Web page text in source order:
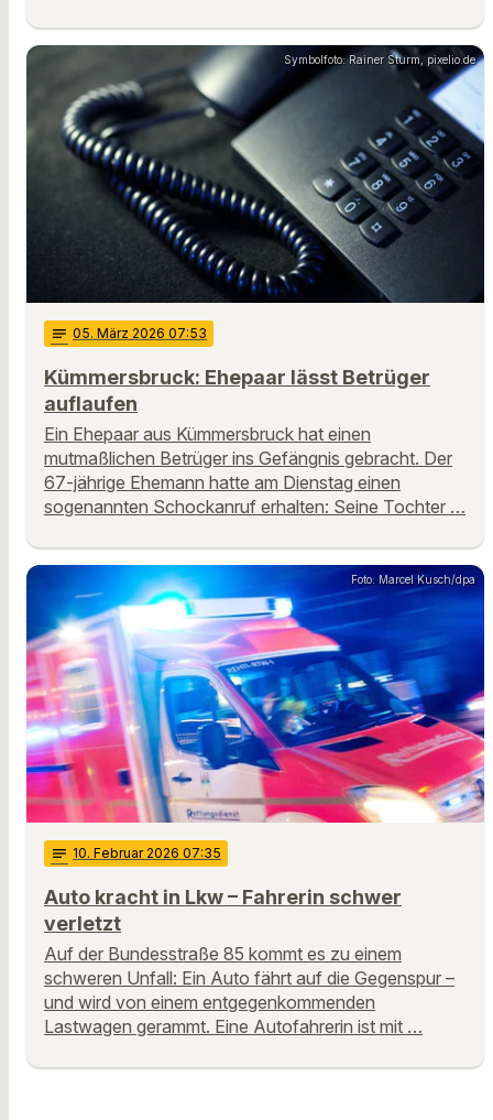
Symbolfoto: Rainer Sturm, pixelio.de
notes 05. März 2026 07:53
Kümmersbruck: Ehepaar lässt Betrüger
auflaufen
Ein Ehepaar aus Kümmersbruck hat einen
mutmaßlichen Betrüger ins Gefängnis gebracht. Der
67-jährige Ehemann hatte am Dienstag einen
sogenannten Schockanruf erhalten: Seine Tochter …
Foto: Marcel Kusch/dpa
notes 10. Februar 2026 07:35
Auto kracht in Lkw – Fahrerin schwer
verletzt
Auf der Bundesstraße 85 kommt es zu einem
schweren Unfall: Ein Auto fährt auf die Gegenspur –
und wird von einem entgegenkommenden
Lastwagen gerammt. Eine Autofahrerin ist mit …